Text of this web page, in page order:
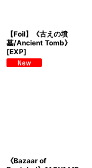
【Foil】《古えの墳
墓/Ancient Tomb》
[EXP]
《Bazaar of